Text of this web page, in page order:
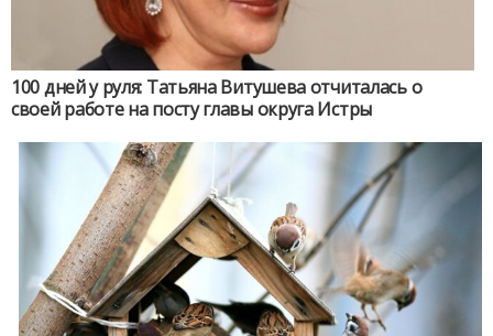
100 дней у руля: Татьяна Витушева отчиталась о
своей работе на посту главы округа Истры